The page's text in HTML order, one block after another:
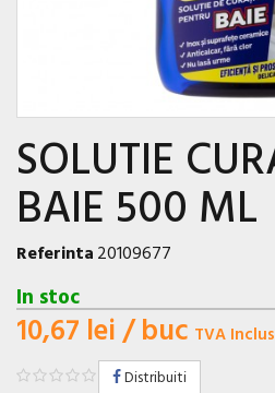
SOLUTIE
BAIE 500 ML
Referinta20109677
In stoc
10,67 lei/ buc TVA Inclus
Distribuiti